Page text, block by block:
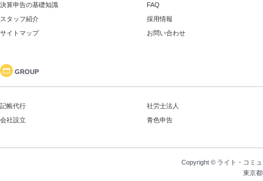
決算申告の基礎知識
FAQ
スタッフ紹介
採用情報
サイトマップ
お問い合わせ
GROUP
記帳代行
社労士法人
会社設立
青色申告
Copyright © ライト・コミ
東京